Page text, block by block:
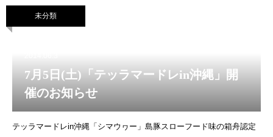
未分類
7月5日(土)「テッラマードレin沖縄」開
催のお知らせ
テッラマードレin沖縄「シマウヮー」島豚スローフード味の箱舟認定